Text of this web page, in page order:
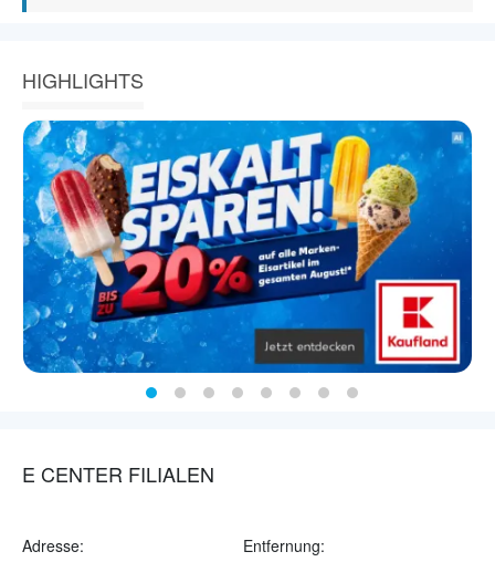
HIGHLIGHTS
E CENTER FILIALEN
Adresse: Entfernung: